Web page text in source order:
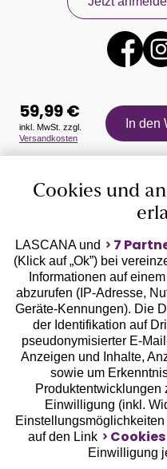
Auszeichnungen
Geprüfte
Unsere Apps
59,99 €
inkl. MwSt. zzgl.
Versandkosten
In den
Cookies und
LASCANA und 7
(Klick auf „Ok”) bei
Informationen auf
abzurufen (IP-Adresse,
Geräte-Kennungen). Die
der Identifikation auf
pseudonymisierter E-
Anzeigen und Inhalte,
sowie um
Produktentwicklungen
Einwilligung (inkl.
Einstellungsmöglichkeiten
auf den Link
Einwilligung